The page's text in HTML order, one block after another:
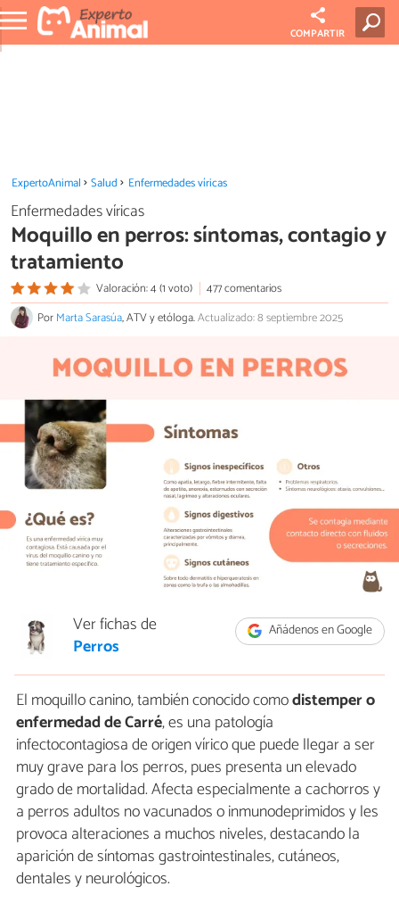
COMPARTIR
ExpertoAnimal Salud Enfermedades víricas
Enfermedades víricas
Moquillo en perros: síntomas, contagio y
tratamiento
Valoración: 4 (1 voto)
477 comentarios
PorMarta Sarasúa, ATV y etóloga.Actualizado: 8 septiembre 2025
Añádenos en Google
Ver fichas de
Perros
El moquillo canino, también conocido comodistemper o
enfermedad de Carré, es una patología
infectocontagiosa de origen vírico que puede llegar a ser
muy grave para los perros, pues presenta un elevado
grado de mortalidad. Afecta especialmente a cachorros y
a perros adultos no vacunados o inmunodeprimidos y les
provoca alteraciones a muchos niveles, destacando la
aparición de síntomas gastrointestinales, cutáneos,
dentales y neurológicos.